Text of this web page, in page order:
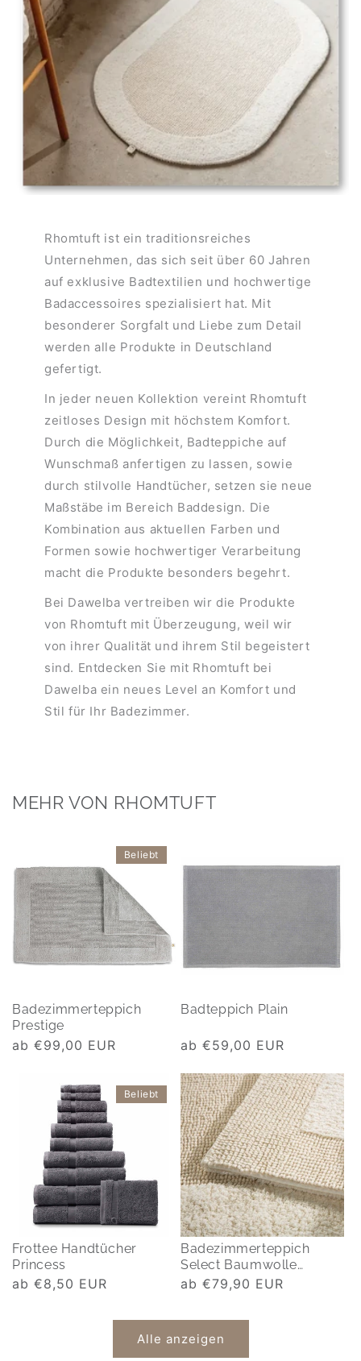
Rhomtuft ist ein traditionsreiches
Unternehmen, das sich seit über 60 Jahren
auf exklusive Badtextilien und hochwertige
Badaccessoires spezialisiert hat. Mit
besonderer Sorgfalt und Liebe zum Detail
werden alle Produkte in Deutschland
gefertigt.
In jeder neuen Kollektion vereint Rhomtuft
zeitloses Design mit höchstem Komfort.
Durch die Möglichkeit, Badteppiche auf
Wunschmaß anfertigen zu lassen, sowie
durch stilvolle Handtücher, setzen sie neue
Maßstäbe im Bereich Baddesign. Die
Kombination aus aktuellen Farben und
Formen sowie hochwertiger Verarbeitung
macht die Produkte besonders begehrt.
Bei Dawelba vertreiben wir die Produkte
von Rhomtuft mit Überzeugung, weil wir
von ihrer Qualität und ihrem Stil begeistert
sind. Entdecken Sie mit Rhomtuft bei
Dawelba ein neues Level an Komfort und
Stil für Ihr Badezimmer.
MEHR VON RHOMTUFT
Badezimmerteppich
Prestige
Normaler
ab €99,00 EUR
Beliebt
Badteppich Plain
Normaler
ab €59,00 EUR
Frottee Handtücher
Princess
Normaler
ab €8,50 EUR
Beliebt
Badezimmerteppich
Select Baumwolle
beidseitig
Normaler
ab €79,90 EUR
Alle anzeigen